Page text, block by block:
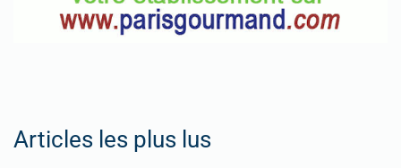
Articles les plus lus